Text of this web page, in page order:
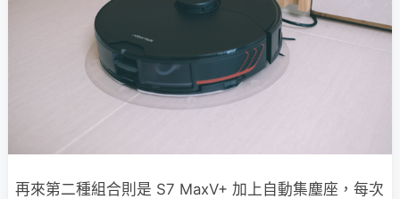
再來第二種組合則是 S7 MaxV+ 加上自動集塵座，每次